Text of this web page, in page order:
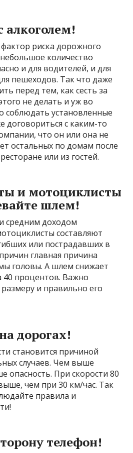
алкоголем!
риска дорожного
количество
и для водителей, и для
пешеходов. Так что даже
перед тем, как сесть за
не делать и уж во
соблюдать установленные
с каким-то
что он или она не
остальных по домам после
или из гостей.
и мотоциклисты
шлем!
средним доходом
составляют
или пострадавших в
главная причина
головы. А шлем снижает
40 процентов. Важно
и правильно его
дорогах!
становится причиной
случаев. Чем выше
опасность. При скорости 80
чем при 30 км/час. Так
правила и
телефон!